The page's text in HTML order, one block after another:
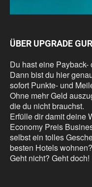
ÜBER UPGRADE
Du hast eine
Dann bist du hier
sofort Punkte- und
Ohne mehr Geld
die du nicht brauchst.
Erfülle dir damit deine
Economy Preis
selbst ein tolles
besten Hotels wohnen?
Geht nicht? Geht